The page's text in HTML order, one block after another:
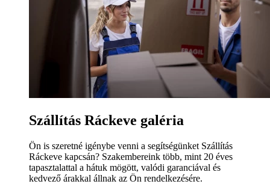
Szállítás Ráckeve galéria
Ön is szeretné igénybe venni a segítségünket Szállítás
Ráckeve kapcsán? Szakembereink több, mint 20 éves
tapasztalattal a hátuk mögött, valódi garanciával és
kedvező árakkal állnak az Ön rendelkezésére.